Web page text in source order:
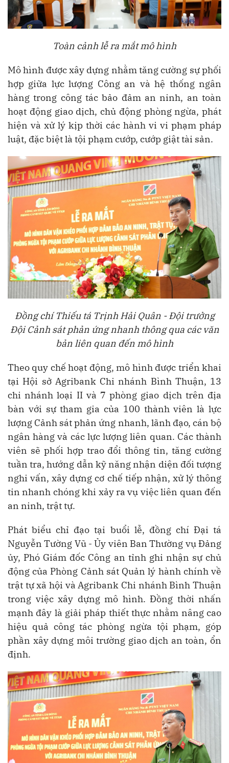
Toàn cảnh lễ ra mắt mô hình
Mô hình được xây dựng nhằm tăng cường sự phối
hợp giữa lực lượng Công an và hệ thống ngân
hàng trong công tác bảo đảm an ninh, an toàn
hoạt động giao dịch, chủ động phòng ngừa, phát
hiện và xử lý kịp thời các hành vi vi phạm pháp
luật, đặc biệt là tội phạm cướp, cướp giật tài sản.
Đồng chí Thiếu tá Trịnh Hải Quân - Đội trưởng
Đội Cảnh sát phản ứng nhanh thông qua các văn
bản liên quan đến mô hình
Theo quy chế hoạt động, mô hình được triển khai
tại Hội sở Agribank Chi nhánh Bình Thuận, 13
chi nhánh loại II và 7 phòng giao dịch trên địa
bàn với sự tham gia của 100 thành viên là lực
lượng Cảnh sát phản ứng nhanh, lãnh đạo, cán bộ
ngân hàng và các lực lượng liên quan. Các thành
viên sẽ phối hợp trao đổi thông tin, tăng cường
tuần tra, hướng dẫn kỹ năng nhận diện đối tượng
nghi vấn, xây dựng cơ chế tiếp nhận, xử lý thông
tin nhanh chóng khi xảy ra vụ việc liên quan đến
an ninh, trật tự.
Phát biểu chỉ đạo tại buổi lễ, đồng chí Đại tá
Nguyễn Tường Vũ - Ủy viên Ban Thường vụ Đảng
ủy, Phó Giám đốc Công an tỉnh ghi nhận sự chủ
động của Phòng Cảnh sát Quản lý hành chính về
trật tự xã hội và Agribank Chi nhánh Bình Thuận
trong việc xây dựng mô hình. Đồng thời nhấn
mạnh đây là giải pháp thiết thực nhằm nâng cao
hiệu quả công tác phòng ngừa tội phạm, góp
phần xây dựng môi trường giao dịch an toàn, ổn
định.